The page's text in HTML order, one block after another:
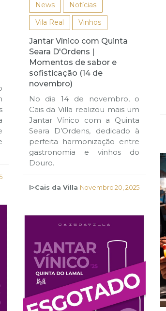
News
Notícias
Vila Real
Vinhos
Jantar Vínico com Quinta
Seara D'Ordens |
Momentos de sabor e
sofisticação (14 de
novembro)
No dia 14 de novembro, o
Cais da Villa realizou mais um
Jantar Vínico com a Quinta
Seara D’Ordens, dedicado à
perfeita harmonização entre
gastronomia e vinhos do
Douro.
l>Cais da Villa Novembro 20, 2025